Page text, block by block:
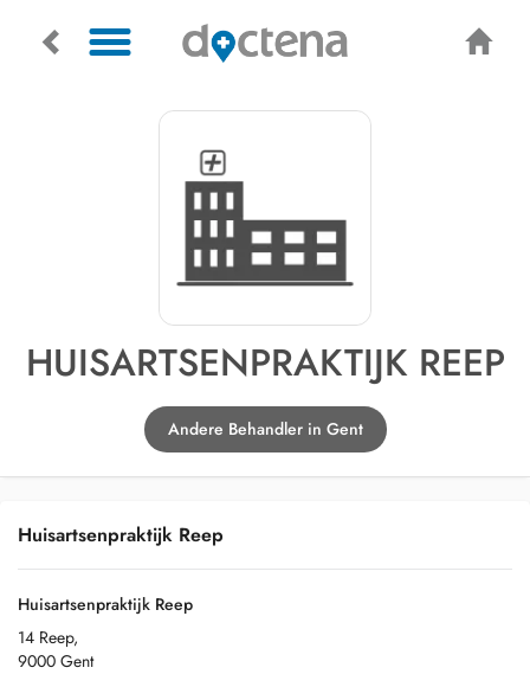
HUISARTSENPRAKTIJK REEP
Andere Behandler in Gent
Huisartsenpraktijk Reep
Huisartsenpraktijk Reep
14 Reep,
9000 Gent